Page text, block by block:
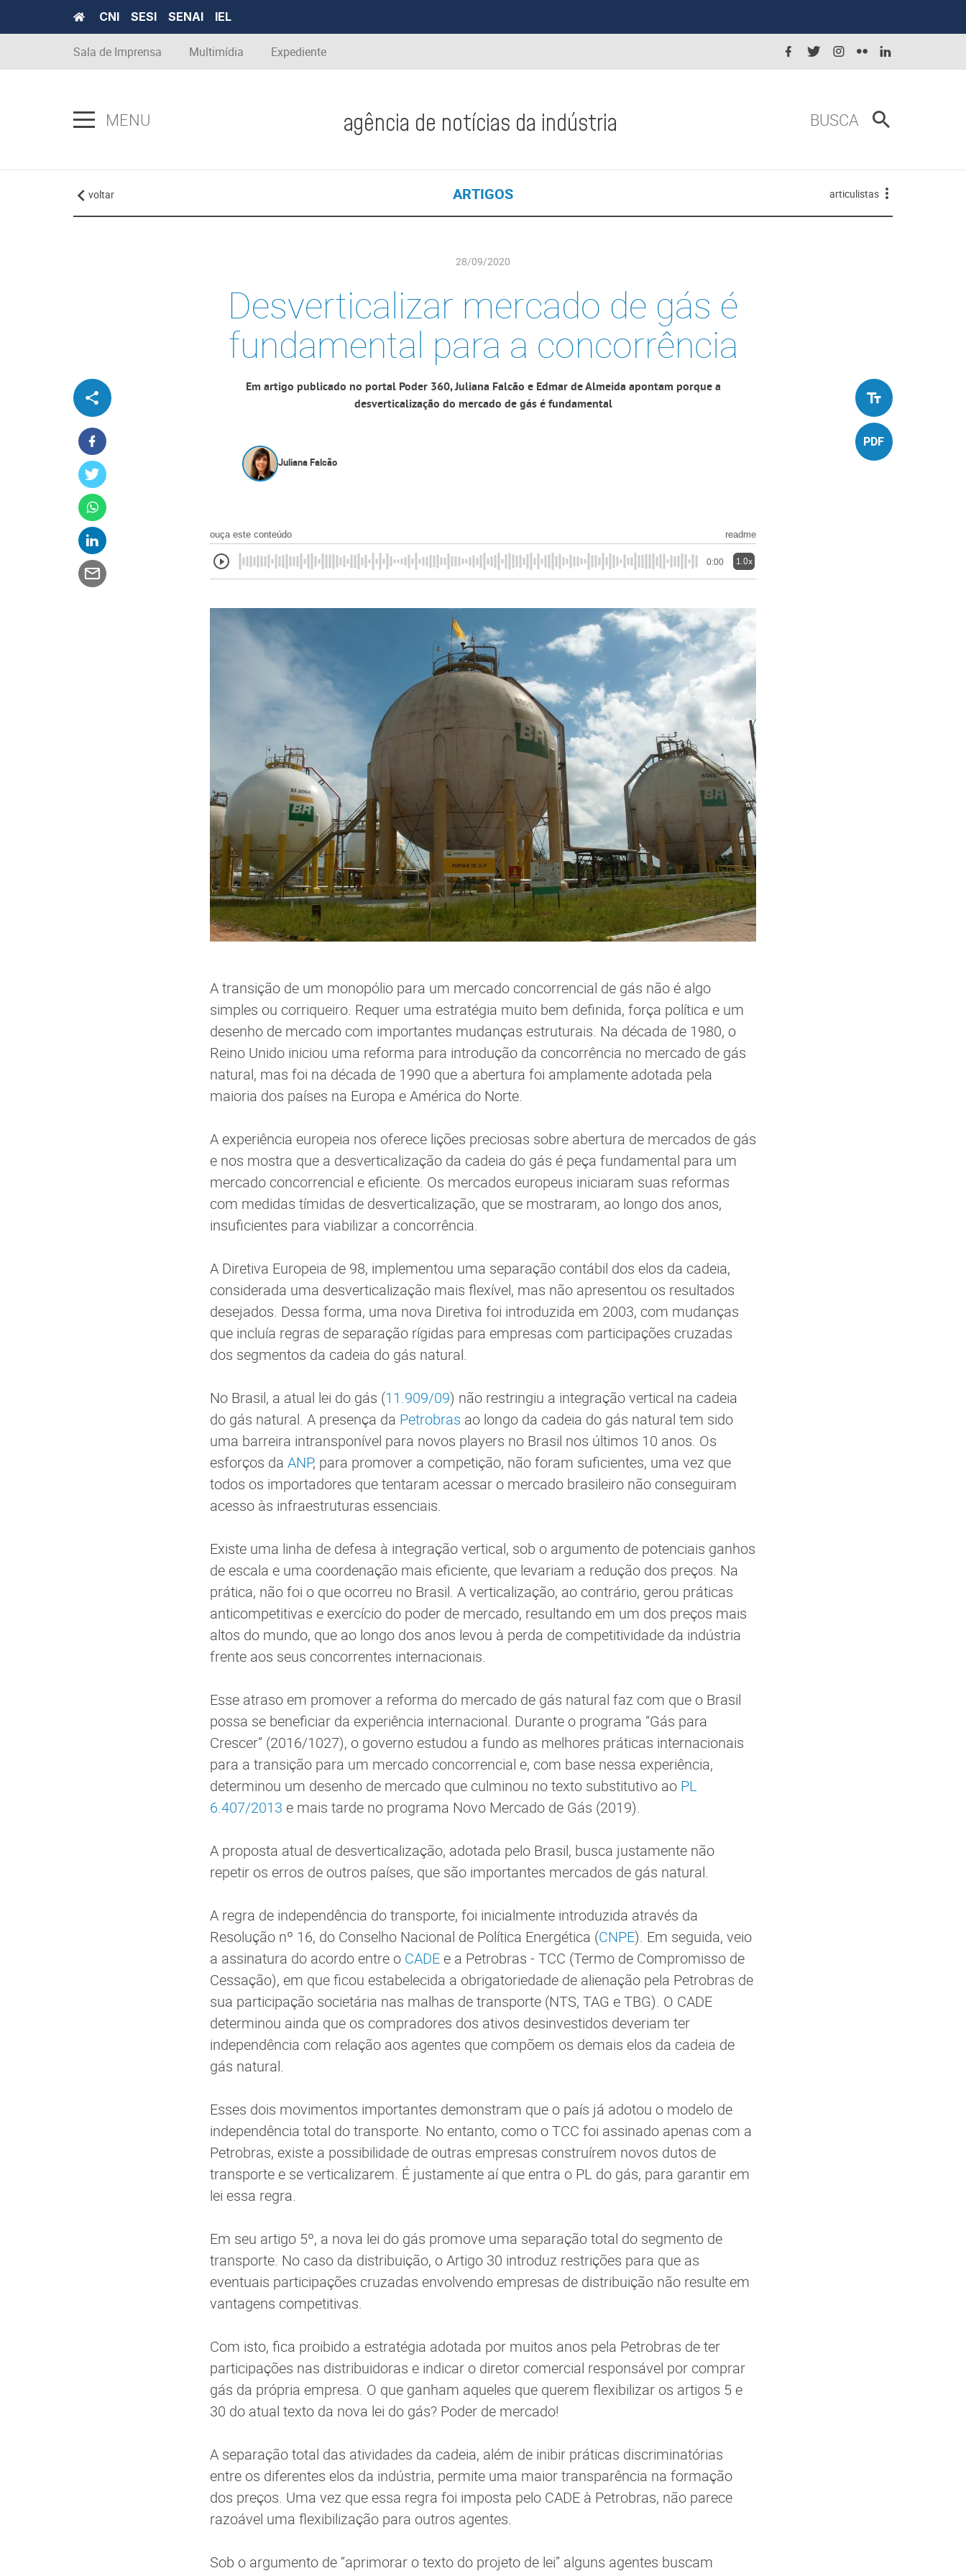
CNI SESI SENAI IEL
Sala de Imprensa Multimídia Expediente
MENU agência de notícias da indústria BUSCA
voltar ARTIGOS articulistas
28/09/2020
Desverticalizar mercado de gás é
fundamental para a concorrência
Em artigo publicado no portal Poder 360, Juliana Falcão e Edmar de Almeida apontam porque a
desverticalização do mercado de gás é fundamental
Juliana Falcão
ouça este conteúdo readme
0:00 1.0x
A transição de um monopólio para um mercado concorrencial de gás não é algo
simples ou corriqueiro. Requer uma estratégia muito bem definida, força política e um
desenho de mercado com importantes mudanças estruturais. Na década de 1980, o
Reino Unido iniciou uma reforma para introdução da concorrência no mercado de gás
natural, mas foi na década de 1990 que a abertura foi amplamente adotada pela
maioria dos países na Europa e América do Norte.
A experiência europeia nos oferece lições preciosas sobre abertura de mercados de gás
e nos mostra que a desverticalização da cadeia do gás é peça fundamental para um
mercado concorrencial e eficiente. Os mercados europeus iniciaram suas reformas
com medidas tímidas de desverticalização, que se mostraram, ao longo dos anos,
insuficientes para viabilizar a concorrência.
A Diretiva Europeia de 98, implementou uma separação contábil dos elos da cadeia,
considerada uma desverticalização mais flexível, mas não apresentou os resultados
desejados. Dessa forma, uma nova Diretiva foi introduzida em 2003, com mudanças
que incluía regras de separação rígidas para empresas com participações cruzadas
dos segmentos da cadeia do gás natural.
No Brasil, a atual lei do gás (11.909/09) não restringiu a integração vertical na cadeia
do gás natural. A presença da Petrobras ao longo da cadeia do gás natural tem sido
uma barreira intransponível para novos players no Brasil nos últimos 10 anos. Os
esforços da ANP, para promover a competição, não foram suficientes, uma vez que
todos os importadores que tentaram acessar o mercado brasileiro não conseguiram
acesso às infraestruturas essenciais.
Existe uma linha de defesa à integração vertical, sob o argumento de potenciais ganhos
de escala e uma coordenação mais eficiente, que levariam a redução dos preços. Na
prática, não foi o que ocorreu no Brasil. A verticalização, ao contrário, gerou práticas
anticompetitivas e exercício do poder de mercado, resultando em um dos preços mais
altos do mundo, que ao longo dos anos levou à perda de competitividade da indústria
frente aos seus concorrentes internacionais.
Esse atraso em promover a reforma do mercado de gás natural faz com que o Brasil
possa se beneficiar da experiência internacional. Durante o programa “Gás para
Crescer” (2016/1027), o governo estudou a fundo as melhores práticas internacionais
para a transição para um mercado concorrencial e, com base nessa experiência,
determinou um desenho de mercado que culminou no texto substitutivo ao PL
6.407/2013 e mais tarde no programa Novo Mercado de Gás (2019).
A proposta atual de desverticalização, adotada pelo Brasil, busca justamente não
repetir os erros de outros países, que são importantes mercados de gás natural.
A regra de independência do transporte, foi inicialmente introduzida através da
Resolução nº 16, do Conselho Nacional de Política Energética (CNPE). Em seguida, veio
a assinatura do acordo entre o CADE e a Petrobras - TCC (Termo de Compromisso de
Cessação), em que ficou estabelecida a obrigatoriedade de alienação pela Petrobras de
sua participação societária nas malhas de transporte (NTS, TAG e TBG). O CADE
determinou ainda que os compradores dos ativos desinvestidos deveriam ter
independência com relação aos agentes que compõem os demais elos da cadeia de
gás natural.
Esses dois movimentos importantes demonstram que o país já adotou o modelo de
independência total do transporte. No entanto, como o TCC foi assinado apenas com a
Petrobras, existe a possibilidade de outras empresas construírem novos dutos de
transporte e se verticalizarem. É justamente aí que entra o PL do gás, para garantir em
lei essa regra.
Em seu artigo 5º, a nova lei do gás promove uma separação total do segmento de
transporte. No caso da distribuição, o Artigo 30 introduz restrições para que as
eventuais participações cruzadas envolvendo empresas de distribuição não resulte em
vantagens competitivas.
Com isto, fica proibido a estratégia adotada por muitos anos pela Petrobras de ter
participações nas distribuidoras e indicar o diretor comercial responsável por comprar
gás da própria empresa. O que ganham aqueles que querem flexibilizar os artigos 5 e
30 do atual texto da nova lei do gás? Poder de mercado!
A separação total das atividades da cadeia, além de inibir práticas discriminatórias
entre os diferentes elos da indústria, permite uma maior transparência na formação
dos preços. Uma vez que essa regra foi imposta pelo CADE à Petrobras, não parece
razoável uma flexibilização para outros agentes.
Sob o argumento de “aprimorar o texto do projeto de lei” alguns agentes buscam